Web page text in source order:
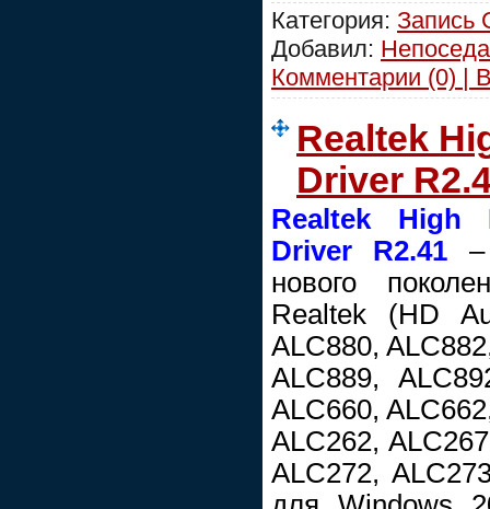
Категория: Запись
Добавил: Непоседа
Комментарии (0) |
Realtek
Driver
Realtek High
Driver R2.41 –
нового
Realtek (HD
ALC880,
ALC889,
ALC660,
ALC262,
ALC272,